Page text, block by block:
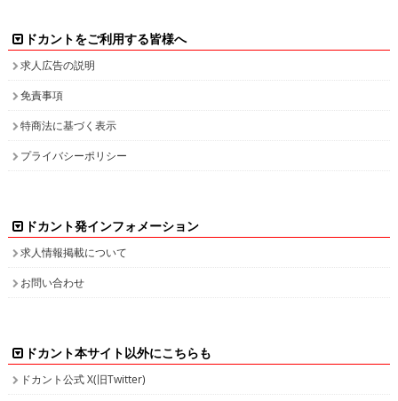
ドカントをご利用する皆様へ
求人広告の説明
免責事項
特商法に基づく表示
プライバシーポリシー
ドカント発インフォメーション
求人情報掲載について
お問い合わせ
ドカント本サイト以外にこちらも
ドカント公式 X(旧Twitter)